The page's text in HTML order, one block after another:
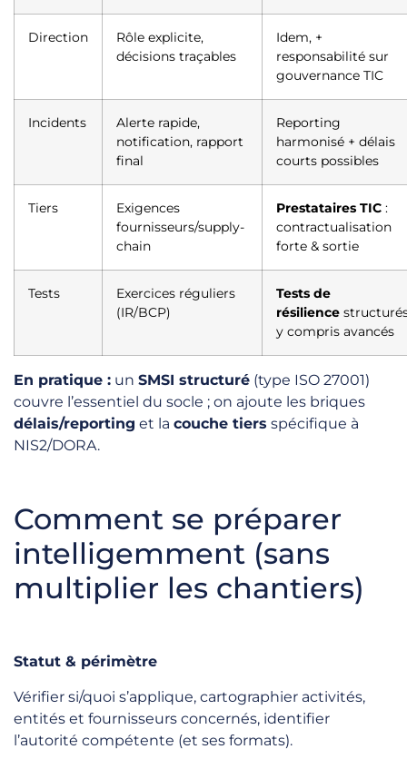
Direction
Rôle explicite,
décisions traçables
Idem, +
responsabilité sur
gouvernance TIC
Incidents
Alerte rapide,
notification, rapport
final
Reporting
harmonisé + délais
courts possibles
Tiers
Exigences
fournisseurs/supply-
chain
Prestataires TIC :
contractualisation
forte & sortie
Tests
Exercices réguliers
(IR/BCP)
Tests de
résilience
y compris avancés
En pratique : un SMSI structuré (type ISO 27001)
couvre l’essentiel du socle ; on ajoute les briques
délais/reporting et la couche tiers spécifique à
NIS2/DORA.
Comment se préparer
intelligemment (sans
multiplier les chantiers)
Statut & périmètre
Vérifier si/quoi s’applique, cartographier activités,
entités et fournisseurs concernés, identifier
l’autorité compétente (et ses formats).